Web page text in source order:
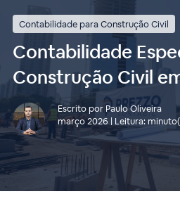
Contabilidade para Construção Civil
Contabilidade
Construção Civil
Escrito por Paulo Oliveira
março 2026 | Leitura: